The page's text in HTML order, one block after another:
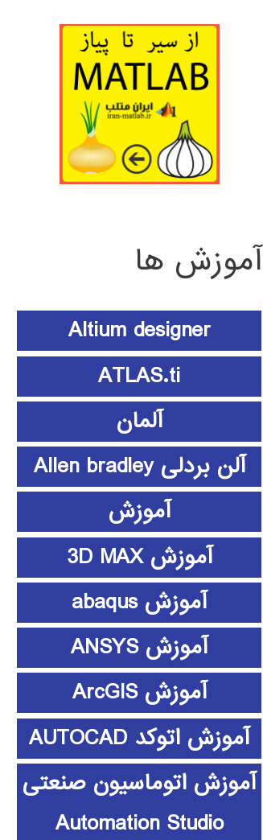
آموزش ها
Altium designer
ATLAS.ti
آلمان
آلن بردلی Allen bradley
آموزش
آموزش 3D MAX
آموزش abaqus
آموزش ANSYS
آموزش ArcGIS
آموزش اتوکد AUTOCAD
آموزش اتوماسیون صنعتی
Automation Studio